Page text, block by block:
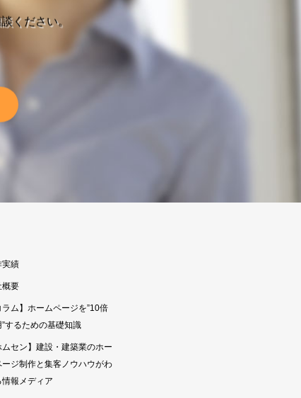
ください。
実績
概要
ラム】ホームページを”10倍
”するための基礎知識
ムセン】建設・建築業のホー
ージ制作と集客ノウハウがわ
情報メディア